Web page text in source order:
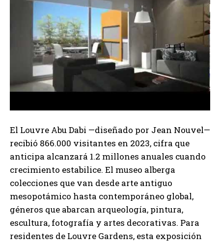
El Louvre Abu Dabi —diseñado por Jean Nouvel—
recibió 866.000 visitantes en 2023, cifra que
anticipa alcanzará 1.2 millones anuales cuando
crecimiento estabilice. El museo alberga
colecciones que van desde arte antiguo
mesopotámico hasta contemporáneo global,
géneros que abarcan arqueología, pintura,
escultura, fotografía y artes decorativas. Para
residentes de Louvre Gardens, esta exposición